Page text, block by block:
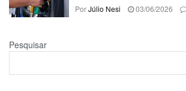
PorJúlio Nesi 03/06/2026
Pesquisar